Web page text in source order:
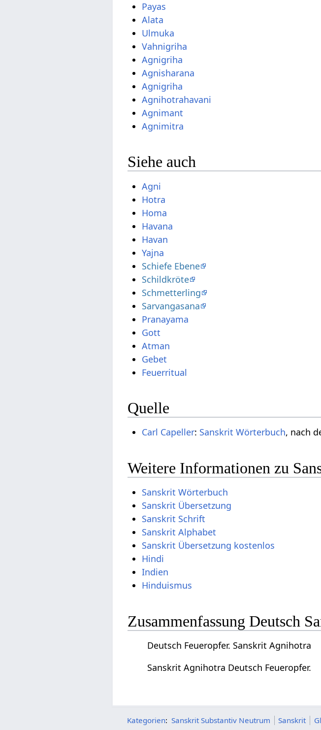
Payas
Alata
Ulmuka
Vahnigriha
Agnigriha
Agnisharana
Agnigriha
Agnihotrahavani
Agnimant
Agnimitra
Siehe auch
Agni
Hotra
Homa
Havana
Havan
Yajna
Schiefe Ebene
Schildkröte
Schmetterling
Sarvangasana
Pranayama
Gott
Atman
Gebet
Feuerritual
Quelle
Carl Capeller: Sanskrit Wörterbuch, nach
Weitere Informationen zu
Sanskrit Wörterbuch
Sanskrit Übersetzung
Sanskrit Schrift
Sanskrit Alphabet
Sanskrit Übersetzung kostenlos
Hindi
Indien
Hinduismus
Zusammenfassung Deutsch
Deutsch Feueropfer. Sanskrit Agnihotra
Sanskrit Agnihotra Deutsch Feueropfer.
Kategorien: Sanskrit Substantiv Neutrum Sanskrit